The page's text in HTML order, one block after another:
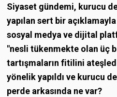
Siyaset gündemi, kurucu
yapılan sert bir
sosyal medya ve dijital
"nesli tükenmekte olan üç
tartışmaların fitilini
yönelik yapıldı ve kurucu
perde arkasında ne var?